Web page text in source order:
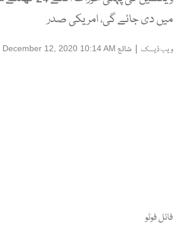
میں دی جائے گی، امریکی صدر
ویب ڈیسک | شائع December 12, 2020 10:14 AM
فائل فوٹو